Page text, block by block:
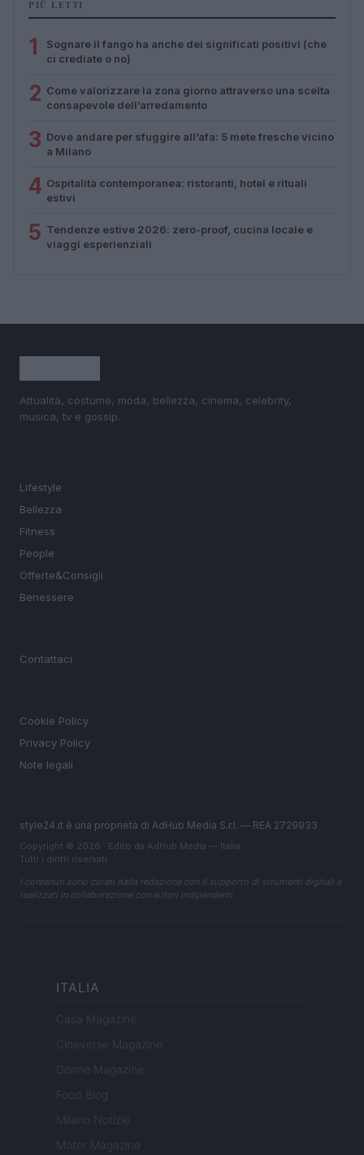
PIÙ LETTI
1
Sognare il fango ha anche dei significati positivi (che
ci crediate o no)
2 Come valorizzare la zona giorno attraverso una scelta
consapevole dell’arredamento
3 Dove andare per sfuggire all’afa: 5 mete fresche vicino
a Milano
4 Ospitalità contemporanea: ristoranti, hotel e rituali
estivi
5 Tendenze estive 2026: zero-proof, cucina locale e
viaggi esperienziali
Attualità, costume, moda, bellezza, cinema, celebrity,
musica, tv e gossip.
Lifestyle
Bellezza
Fitness
People
Offerte&Consigli
Benessere
Contattaci
Cookie Policy
Privacy Policy
Note legali
style24.it è una proprietà di AdHub Media S.r.l. — REA 2729933
Copyright © 2026 · Edito da AdHub Media — Italia
Tutti i diritti riservati
I contenuti sono curati dalla redazione con il supporto di strumenti digitali e
realizzati in collaborazione con autori indipendenti.
ITALIA
Casa Magazine
Cineverse Magazine
Donne Magazine
Food Blog
Milano Notizie
Motor Magazine